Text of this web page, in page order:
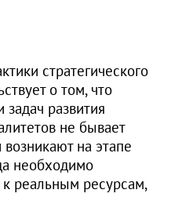
стратегического
о том, что
развития
не бывает
на этапе
необходимо
реальным ресурсам,